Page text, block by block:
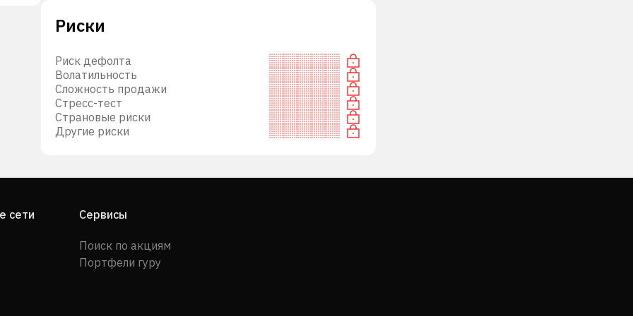
а
в
Риски
Риск дефолта
Волатильность
Сложность продажи
Стресс-тест
Страновые риски
Другие риски
сети Сервисы
Поиск по акциям
Портфели гуру